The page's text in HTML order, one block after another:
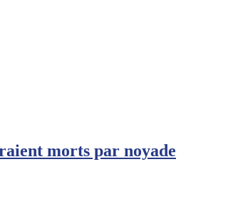
morts par noyade